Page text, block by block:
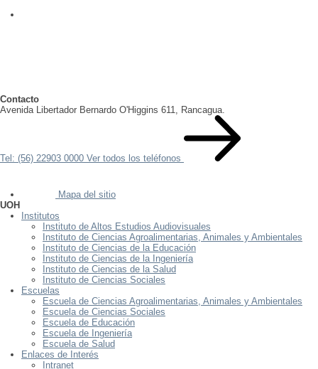
Contacto
Avenida Libertador Bernardo O'Higgins 611, Rancagua.
Tel: (56) 22903 0000 Ver todos los teléfonos
Mapa del sitio
UOH
Institutos
Instituto de Altos Estudios Audiovisuales
Instituto de Ciencias Agroalimentarias, Animales y Ambientales
Instituto de Ciencias de la Educación
Instituto de Ciencias de la Ingeniería
Instituto de Ciencias de la Salud
Instituto de Ciencias Sociales
Escuelas
Escuela de Ciencias Agroalimentarias, Animales y Ambientales
Escuela de Ciencias Sociales
Escuela de Educación
Escuela de Ingeniería
Escuela de Salud
Enlaces de Interés
Intranet